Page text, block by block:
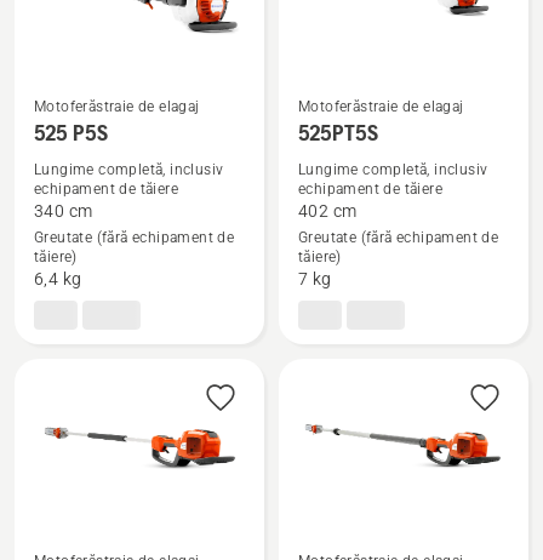
Vezi
mai
multe
despre
525 P5S
Motoferăstraie de elagaj
525 P5S
Lungime completă, inclusiv
echipament de tăiere
340 cm
Greutate (fără echipament de
tăiere)
6,4 kg
Vezi
mai
multe
despre
525PT5S
Motoferăstraie de elagaj
525PT5S
Lungime completă, inclusiv
echipament de tăiere
402 cm
Greutate (fără echipament de
tăiere)
7 kg